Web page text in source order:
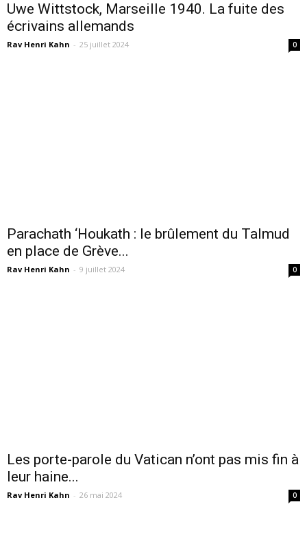
Uwe Wittstock, Marseille 1940. La fuite des
écrivains allemands
Rav Henri Kahn - 25 juillet 2024 0
Parachath ‘Houkath : le brûlement du Talmud
en place de Grève...
Rav Henri Kahn - 9 juillet 2024 0
Les porte-parole du Vatican n’ont pas mis fin à
leur haine...
Rav Henri Kahn - 26 mai 2024 0